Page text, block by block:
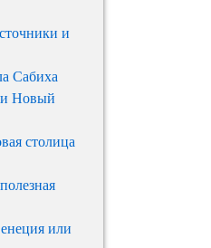
и
Сабиха
и Новый
столица
или